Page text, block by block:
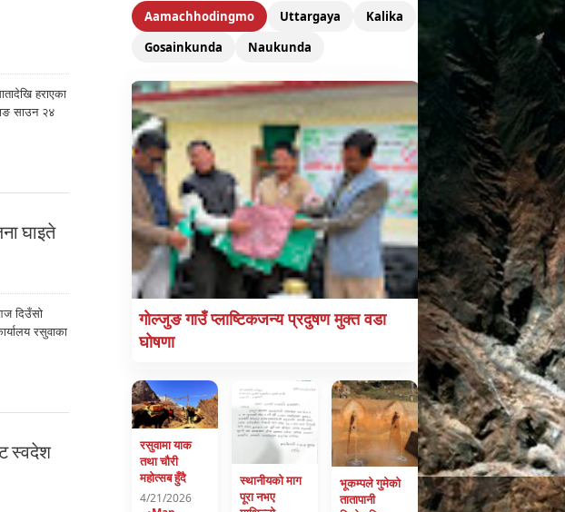
हराएका
साउन २४
घाइते
दिउँसो
रसुवाका
स्वदेश
Aamachhodingmo Uttargaya
Kalika
Gosainkunda
Naukunda
गाेल्जुङ गाउँ प्लाष्टिकजन्य प्रदुषण मुक्त वडा
घोषणा
रसुवामा याक
तथा चाैरी
महाेत्सब हुँदै
4/21/2026
स्थानीयको माग
पूरा नभए
भूकम्पले गुमेकाे
तातापानी